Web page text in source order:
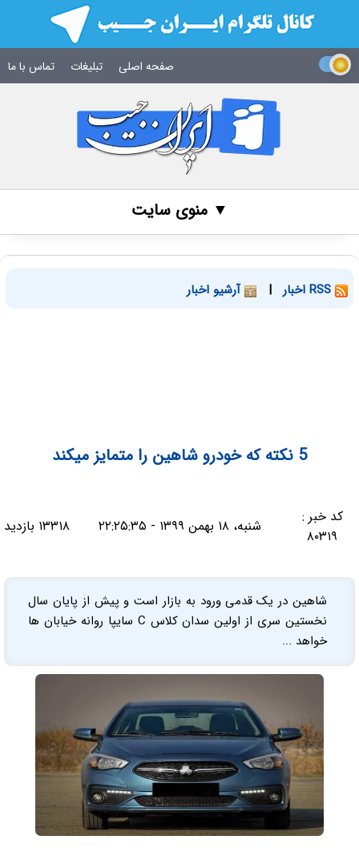
صفحه اصلی تبلیغات تماس با ما
▼ منوی سایت
| آرشیو اخبار
5 نکته که خودرو شاهین را متمایز میکند
کد خبر :
۸۰۳۱۹
شنبه، ۱۸ بهمن ۱۳۹۹ - ۲۲:۲۵:۳۵ ۱۳۳۱۸ بازدید
شاهین در یک قدمی ورود به بازار است و پیش از پایان سال
نخستین سری از اولین سدان کلاس C سایپا روانه خیابان ها
خواهد ...